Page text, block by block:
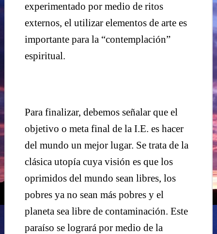
experimentado por medio de ritos
externos, el utilizar elementos de arte es
importante para la “contemplación”
espiritual.
Para finalizar, debemos señalar que el
objetivo o meta final de la I.E. es hacer
del mundo un mejor lugar. Se trata de la
clásica utopía cuya visión es que los
oprimidos del mundo sean libres, los
pobres ya no sean más pobres y el
planeta sea libre de contaminación. Este
paraíso se logrará por medio de la